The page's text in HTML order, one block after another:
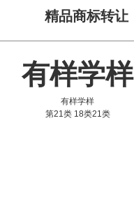
精品商标转让
有样学样
有样学样
第21类 18类21类